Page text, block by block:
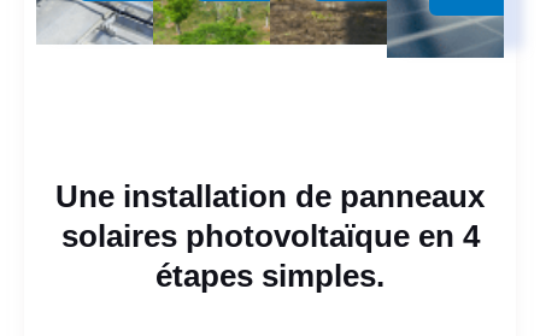
Une installation de panneaux
solaires photovoltaïque en 4
étapes simples.